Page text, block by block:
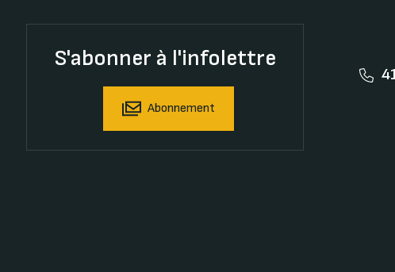
S'abonner à l'infolettre
Abonnement